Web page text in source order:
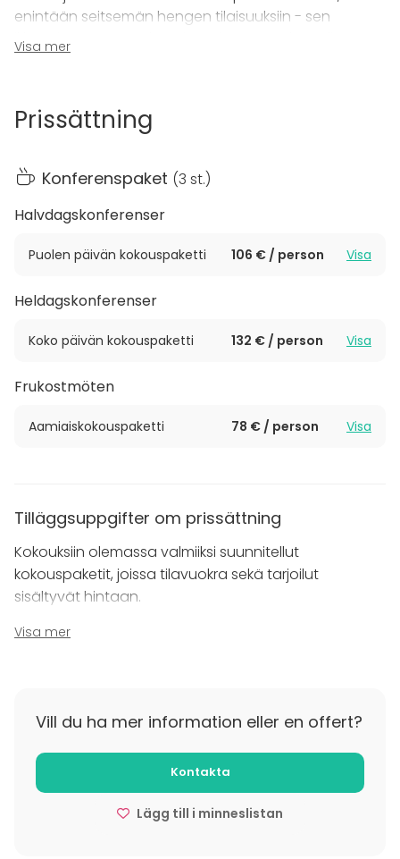
enintään seitsemän hengen tilaisuuksiin - sen
ikkunoista avautuu kaunis maisema Esplanadin
puistoon.
upeimmat kokous-, tapahtuma- ja juhlatilat sekä
kokonaisvaltaiset palvelut ikimuistoisten tilaisuuksien
järjestämiseen.
Hotellin ainutlaatuinen ja historiallinen miljöö sekä
takaavat onnistuneen tapahtuman. Elegantit tilat
tilaisuuksien järjestämiseen.
Visa mer
Prissättning
Konferenspaket (3 st.)
Halvdagskonferenser
Puolen päivän kokouspaketti 106 € / person Visa
Heldagskonferenser
Koko päivän kokouspaketti 132 € / person Visa
Frukostmöten
Aamiaiskokouspaketti 78 € / person Visa
Tilläggsuppgifter om prissättning
Kokouksiin olemassa valmiiksi suunnitellut
kokouspaketit, joissa tilavuokra sekä tarjoilut
sisältyvät hintaan.
Iltatilaisuuksissa käytössä myyntitakuu, jonka
Visa mer
Vill du ha mer information eller en offert?
Kontakta
Lägg till i minneslistan